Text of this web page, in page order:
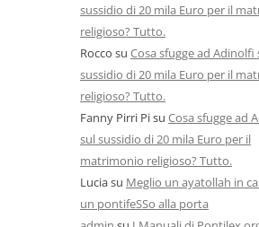
sussidio di 20 mila Euro per il
religioso? Tutto.
Rocco su Cosa sfugge ad Adinolfi
sussidio di 20 mila Euro per il
religioso? Tutto.
Fanny Pirri Pisu Cosa sfugge ad
sul sussidio di 20 mila Euro per il
matrimonio religioso? Tutto.
Luciasu Meglio un ayatollah in
un pontifeSSo alla porta